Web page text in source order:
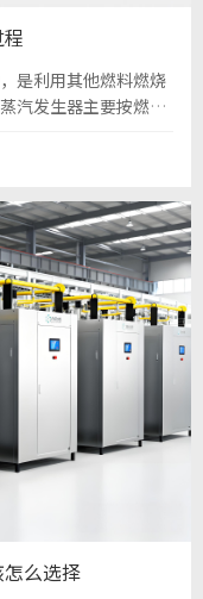
是利用其他燃料燃烧
汽发生器主要按燃料
么选择